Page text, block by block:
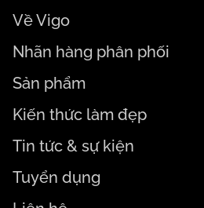
Về Vigo
Nhãn hàng phân phối
Sản phẩm
Kiến thức làm đẹp
Tin tức & sự kiện
Tuyển dụng